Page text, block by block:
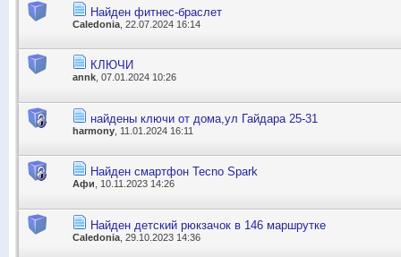
Найден фитнес-браслет
Caledonia , 22.07.2024 16:14
КЛЮЧИ
annk , 07.01.2024 10:26
найдены ключи от дома,ул Гайдара 25-31
harmony , 11.01.2024 16:11
Найден смартфон Tecno Spark
Афи , 10.11.2023 14:26
Найден детский рюкзачок в 146 маршрутке
Caledonia , 29.10.2023 14:36